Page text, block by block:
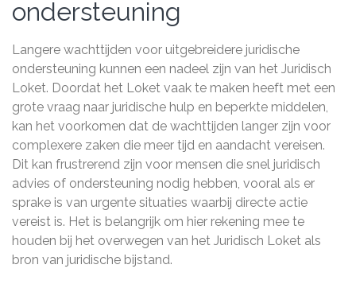
ondersteuning
Langere wachttijden voor uitgebreidere juridische
ondersteuning kunnen een nadeel zijn van het Juridisch
Loket. Doordat het Loket vaak te maken heeft met een
grote vraag naar juridische hulp en beperkte middelen,
kan het voorkomen dat de wachttijden langer zijn voor
complexere zaken die meer tijd en aandacht vereisen.
Dit kan frustrerend zijn voor mensen die snel juridisch
advies of ondersteuning nodig hebben, vooral als er
sprake is van urgente situaties waarbij directe actie
vereist is. Het is belangrijk om hier rekening mee te
houden bij het overwegen van het Juridisch Loket als
bron van juridische bijstand.